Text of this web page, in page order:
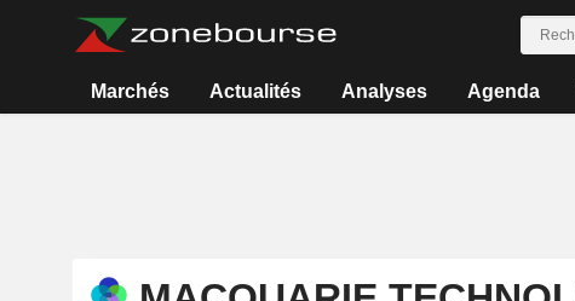
Marchés Actualités Analyses Agenda